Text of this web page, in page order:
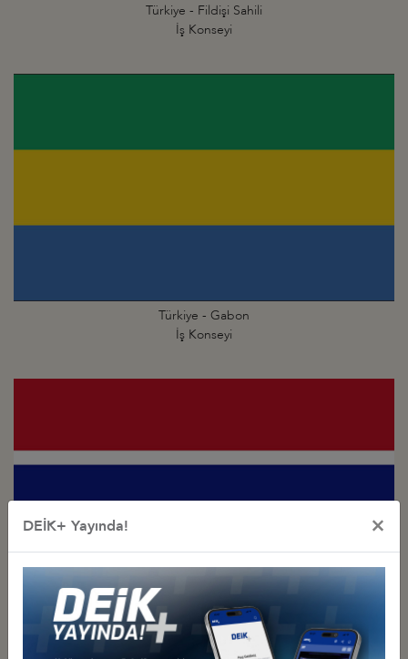
Türkiye - Fildişi Sahili
İş Konseyi
Türkiye - Gabon
İş Konseyi
Türkiye - Gambiya
İş Konseyi
DEİK+ Yayında! ×